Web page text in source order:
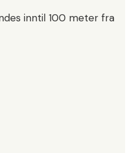
inntil 100 meter fra